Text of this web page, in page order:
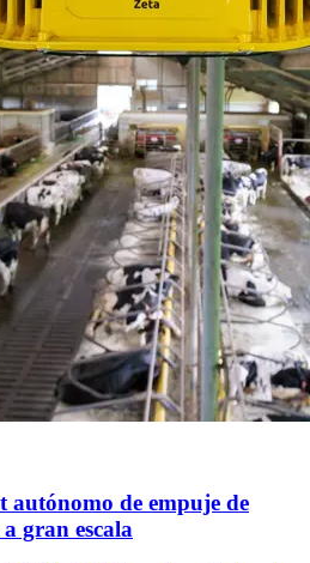
autónomo de empuje de
gran escala